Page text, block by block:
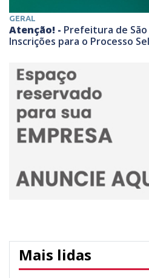
GERAL
Atenção! - Prefeitura de
Inscrições para o Processo
Mais lidas